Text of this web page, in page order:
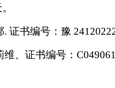
. 证书编号：豫
、证书编号：